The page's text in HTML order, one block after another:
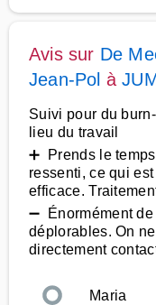
Avis sur De
Jean-Pol à
Suivi pour du
lieu du travail
➕ Prends le
ressenti, ce qui
efficace.
➖ Énormément
déplorables. On
directement
Maria